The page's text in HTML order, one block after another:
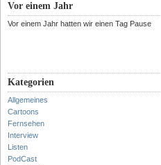
Vor einem Jahr
Vor einem Jahr hatten wir einen Tag Pause
Kategorien
Allgemeines
Cartoons
Fernsehen
Interview
Listen
PodCast